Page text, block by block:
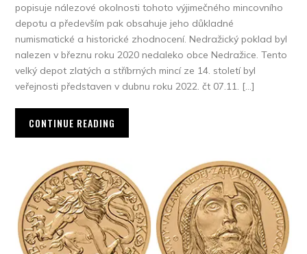
popisuje nálezové okolnosti tohoto výjimečného mincovního
depotu a především pak obsahuje jeho důkladné
numismatické a historické zhodnocení. Nedražický poklad byl
nalezen v březnu roku 2020 nedaleko obce Nedražice. Tento
velký depot zlatých a stříbrných mincí ze 14. století byl
veřejnosti představen v dubnu roku 2022. čt 07.11. […]
CONTINUE READING